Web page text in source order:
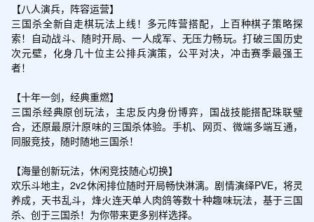
【八人演兵，阵容运营】
三国杀全新自走棋玩法上线！多元阵营搭配，上百种棋子策略探
索！自动战斗、随时开局、一人成军、无压力畅玩。打破三国历史
次元壁，化身几十位主公排兵演策，公平对决，冲击赛季最强王
者！
【十年一剑，经典重燃】
三国杀经典原创玩法，主忠反内身份博弈，国战技能搭配珠联璧
合，还原最原汁原味的三国杀体验。手机、网页、微端多端互通，
同服竞技，随时随地三国杀！
【海量创新玩法，休闲竞技随心切换】
欢乐斗地主，2v2休闲排位随时开局畅快淋漓。剧情演绎PVE，将灵
养成，天书乱斗，烽火连天单人肉鸽等数十种趣味玩法，基于三国
杀、创于三国杀！为你带来更多别样选择。